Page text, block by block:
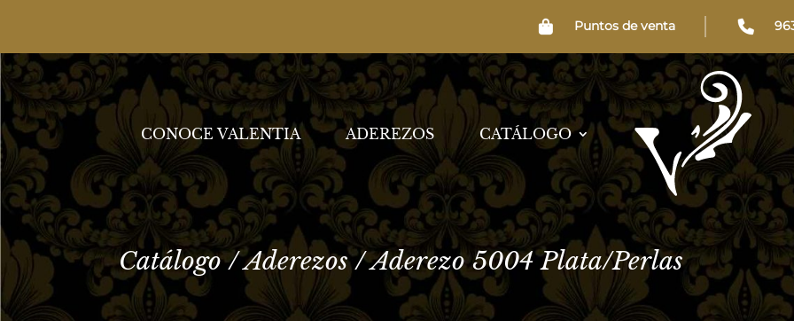
Puntos de venta
CONOCE VALENTIA ADEREZOS CATÁLOGO
← Aderezo 5004 Oro/Nácar Aderezo 5004 Oro/Perlas →
Catálogo/Aderezos/ Aderezo 5004 Plata/Perlas